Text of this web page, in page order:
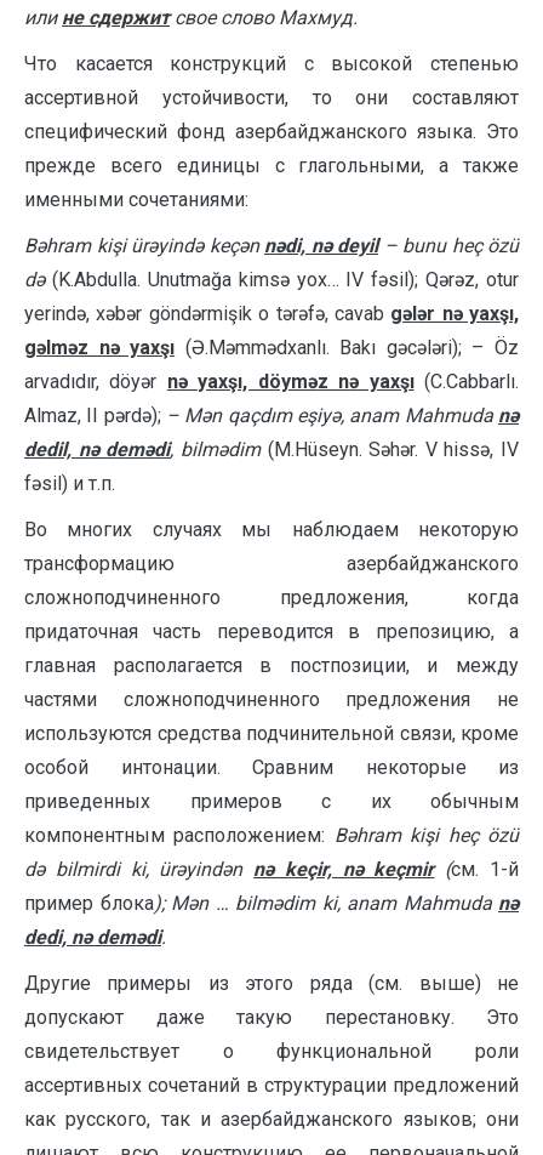
или не сдержитсвое слово Махмуд.
Что касается конструкций с высокой степенью
ассертивной устойчивости, то они составляют
специфический фонд азербайджанского языка. Это
прежде всего единицы с глагольными, а также
именными сочетаниями:
Bəhram kişi ürəyində keçən nədi, nə deyil– bunu heç özü
də (K.Abdulla. Unutmağa kimsə yox… IV fəsil); Qərəz, otur
yerində, xəbər göndərmişik o tərəfə, cavab gələr nə yaxşı,
gəlməz nə yaxşı (Ə.Məmmədxanlı. Bakı gəcələri); – Öz
arvadıdır, döyər nə yaxşı, döyməz nə yaxşı(C.Cabbarlı.
Almaz, II pərdə); – Mən qaçdım eşiyə, anam Mahmuda nə
dedil, nə demədi, bilmədim (M.Hüseyn. Səhər. V hissə, IV
fəsil) и т.п.
Во многих случаях мы наблюдаем некоторую
трансформацию азербайд­жанского
сложноподчиненного предложения, когда
придаточная часть перево­дится в препозицию, а
главная располагается в постпозиции, и между
частями сложноподчиненного предложения не
используются средства подчинительной связи, кроме
особой интонации. Сравним некоторые из
приведенных примеров с их обычным
компонентным расположением: Bəhram kişi heç özü
də bilmirdi ki, ürəyindən nə keçir, nə keçmir (см. 1-й
пример блока); Mən … bilmədim ki, anam Mahmuda nə
dedi, nə demədi.
Другие примеры из этого ряда (см. выше) не
допускают даже такую перестановку. Это
свидетельствует о функциональной роли
ассертивных сочетаний в структурации предложений
как русского, так и азербайджанского языков; они